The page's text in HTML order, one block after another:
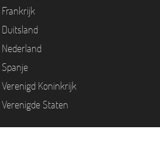
Frankrijk
Duitsland
Nederland
Spanje
Verenigd Koninkrijk
Verenigde Staten